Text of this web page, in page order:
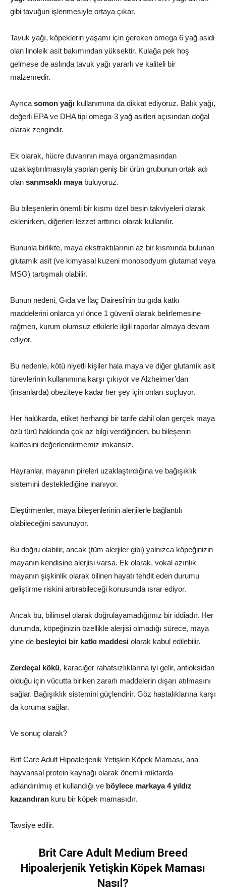
gibi tavuğun işlenmesiyle ortaya çıkar.
Tavuk yağı, köpeklerin yaşamı için gereken omega 6 yağ asidi
olan linoleik asit bakımından yüksektir. Kulağa pek hoş
gelmese de aslında tavuk yağı yararlı ve kaliteli bir
malzemedir.
Ayrıca somon yağı kullanımına da dikkat ediyoruz. Balık yağı,
değerli EPA ve DHA tipi omega-3 yağ asitleri açısından doğal
olarak zengindir.
Ek olarak, hücre duvarının maya organizmasından
uzaklaştırılmasıyla yapılan geniş bir ürün grubunun ortak adı
olan sarımsaklı mayabuluyoruz.
Bu bileşenlerin önemli bir kısmı özel besin takviyeleri olarak
eklenirken, diğerleri lezzet arttırıcı olarak kullanılır.
Bununla birlikte, maya ekstraktılarının az bir kısmında bulunan
glutamik asit (ve kimyasal kuzeni monosodyum glutamat veya
MSG) tartışmalı olabilir.
Bunun nedeni, Gıda ve İlaç Dairesi’nin bu gıda katkı
maddelerini onlarca yıl önce 1 güvenli olarak belirlemesine
rağmen, kurum olumsuz etkilerle ilgili raporlar almaya devam
ediyor.
Bu nedenle, kötü niyetli kişiler hala maya ve diğer glutamik asit
türevlerinin kullanımına karşı çıkıyor ve Alzheimer’dan
(insanlarda) obeziteye kadar her şey için onları suçluyor.
Her halükarda, etiket herhangi bir tarife dahil olan gerçek maya
özü türü hakkında çok az bilgi verdiğinden, bu bileşenin
kalitesini değerlendirmemiz imkansız.
Hayranlar, mayanın pireleri uzaklaştırdığına ve bağışıklık
sistemini desteklediğine inanıyor.
Eleştirmenler, maya bileşenlerinin alerjilerle bağlantılı
olabileceğini savunuyor.
Bu doğru olabilir, ancak (tüm alerjiler gibi) yalnızca köpeğinizin
mayanın kendisine alerjisi varsa. Ek olarak, vokal azınlık
mayanın şişkinlik olarak bilinen hayatı tehdit eden durumu
geliştirme riskini artırabileceği konusunda ısrar ediyor.
Ancak bu, bilimsel olarak doğrulayamadığımız bir iddiadır. Her
durumda, köpeğinizin özellikle alerjisi olmadığı sürece, maya
yine de besleyici bir katkı maddesi olarak kabul edilebilir.
Zerdeçal kökü, karaciğer rahatsızlıklarına iyi gelir, antioksidan
olduğu için vücutta biriken zararlı maddelerin dışarı atılmasını
sağlar. Bağışıklık sistemini güçlendirir. Göz hastalıklarına karşı
da koruma sağlar.
Ve sonuç olarak?
Brit Care Adult Hipoalerjenik Yetişkin Köpek Maması, ana
hayvansal protein kaynağı olarak önemli miktarda
adlandırılmış et kullandığı ve böylece markaya 4 yıldız
kazandıran kuru bir köpek mamasıdır.
Tavsiye edilir.
Brit Care Adult Medium Breed
Hipoalerjenik Yetişkin Köpek Maması
Nasıl?